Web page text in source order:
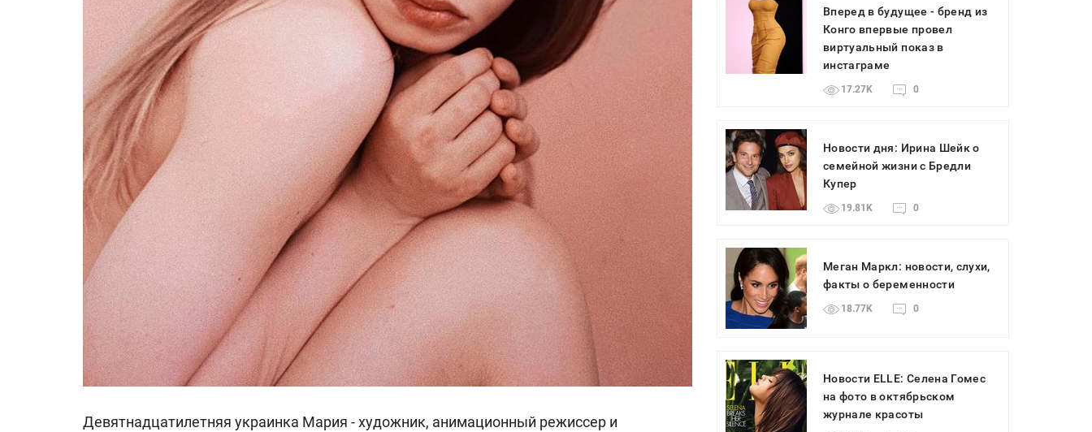
Девятнадцатилетняя украинка Мария - художник, анимационный режиссер и
Вперед в будущее - бренд из
Конго впервые провел
виртуальный показ в
инстаграме
17.27K 0
Новости дня: Ирина Шейк о
семейной жизни с Бредли
Купер
19.81K 0
Меган Маркл: новости, слухи,
факты о беременности
18.77K 0
Новости ELLE: Селена Гомес
на фото в октябрьском
журнале красоты